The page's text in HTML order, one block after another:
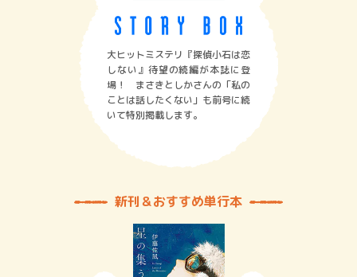
大ヒットミステリ『探偵小石は恋
しない』待望の続編が本誌に登
場！ まさきとしかさんの「私の
ことは話したくない」も前号に続
いて特別掲載します。
新刊＆おすすめ単行本